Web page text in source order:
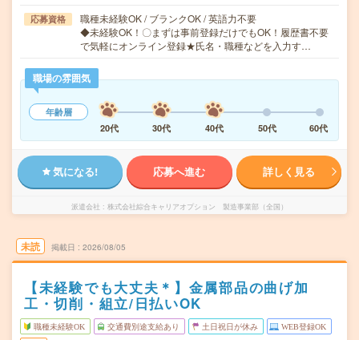
応募資格
職種未経験OK / ブランクOK / 英語力不要
◆未経験OK！〇まずは事前登録だけでもOK！履歴書不要
で気軽にオンライン登録★氏名・職種などを入力す…
職場の雰囲気
年齢層
20代
30代 40代 50代 60代
気になる! 応募へ進む 詳しく見る
派遣会社 株式会社綜合キャリアオプション 製造事業部（全国）
未読 掲載日 2026/08/05
【未経験でも大丈夫＊】金属部品の曲げ加
工・切削・組立/日払いOK
職種未経験OK 交通費別途支給あり 土日祝日が休み WEB登録OK